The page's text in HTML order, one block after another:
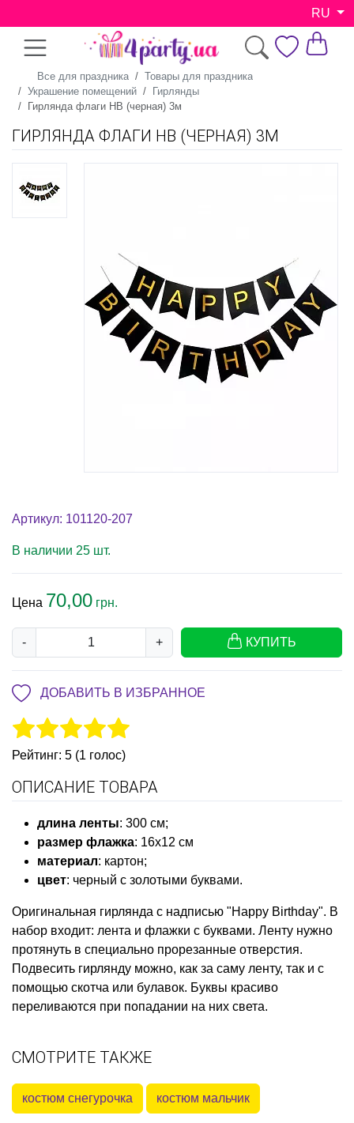
RU
Все для праздника
Товары для праздника
Украшение помещений
Гирлянды
Гирлянда флаги HB (черная) 3м
ГИРЛЯНДА ФЛАГИ HB (ЧЕРНАЯ) 3М
Артикул: 101120-207
В наличии 25 шт.
Цена 70,00 грн.
- + КУПИТЬ
ДОБАВИТЬ В ИЗБРАННОЕ
Рейтинг: 5 (1 голос)
ОПИСАНИЕ ТОВАРА
длина ленты: 300 см;
размер флажка: 16х12 см
материал: картон;
цвет: черный с золотыми буквами.
Оригинальная гирлянда с надписью "Happy Birthday". В
набор входит: лента и флажки с буквами. Ленту нужно
протянуть в специально прорезанные отверстия.
Подвесить гирлянду можно, как за саму ленту, так и с
помощью скотча или булавок. Буквы красиво
переливаются при попадании на них света.
СМОТРИТЕ ТАКЖЕ
костюм снегурочка костюм мальчик